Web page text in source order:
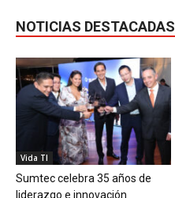
NOTICIAS DESTACADAS
Vida TI
Sumtec celebra 35 años de
liderazgo e innovación